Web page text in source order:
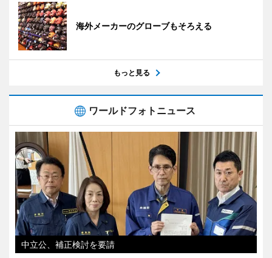
海外メーカーのグローブもそろえる
もっと見る
ワールドフォトニュース
中立公、補正検討を要請